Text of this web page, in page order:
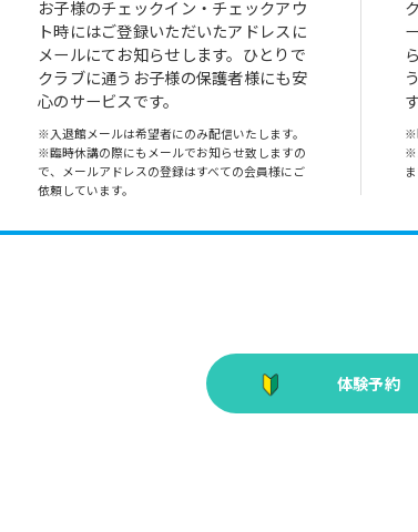
お子様のチェックイン・チェックアウ
ト時にはご登録いただいたアドレスに
メールにてお知らせします。ひとりで
クラブに通うお子様の保護者様にも安
心のサービスです。
※入退館メールは希望者にのみ配信いたします。
※臨時休講の際にもメールでお知らせ致しますの
で、メールアドレスの登録はすべての会員様にご
依頼しています。
※
※
ま
体験予約